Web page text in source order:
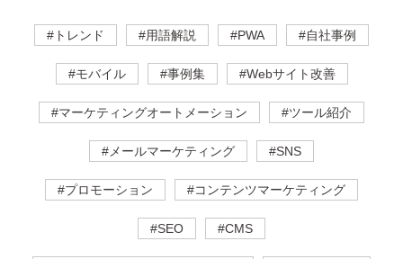
#トレンド #用語解説 #PWA #自社事例
#モバイル #事例集 #Webサイト改善
#マーケティングオートメーション #ツール紹介
#メールマーケティング #SNS
#プロモーション #コンテンツマーケティング
#SEO #CMS